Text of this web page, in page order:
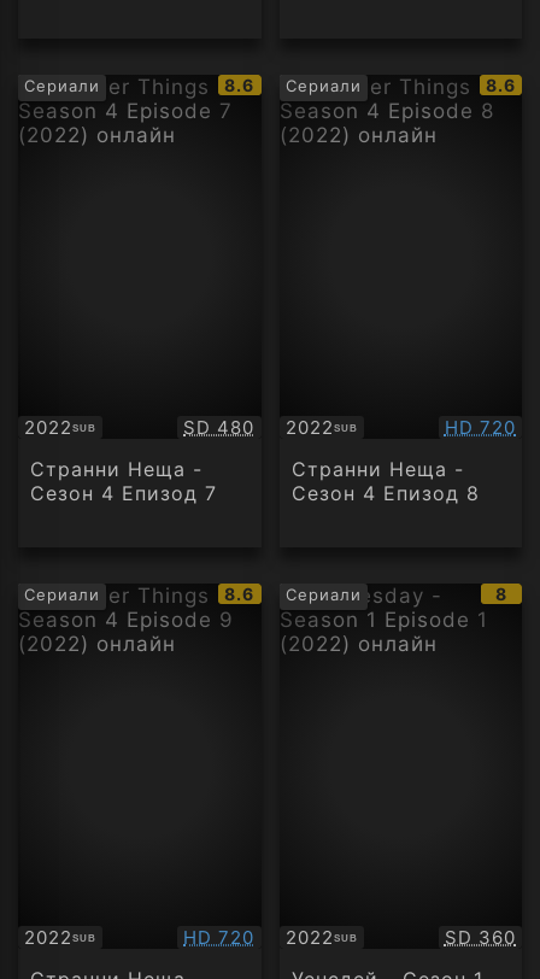
Сериали
IMDb
рейтинг:
8.6
2022SUB
Субтитри Качество:
SD 480
Странни Неща -
Сезон 4 Епизод 7
Сериали
IMDb
8.6
2022SUB
Субтитри HD 720
Странни Неща -
Сезон 4 Епизод 8
Сериали
IMDb
рейтинг:
8.6
2022SUB
Субтитри Качество:
HD 720
Сериали 8
2022SUB
Субтитри SD 360